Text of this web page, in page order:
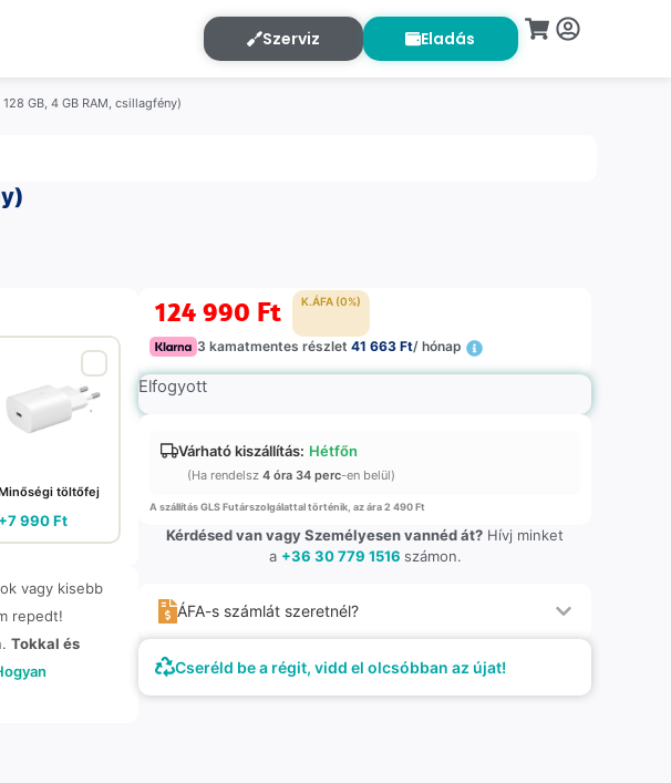
Szerviz Eladás
GB, 4 GB RAM, csillagfény)
töltőfej
+7 990Ft
vagy kisebb
repedt!
Tokkal és
124 990 Ft K.ÁFA (0%)
3 kamatmentes részlet41 663 Ft/ hónap
Elfogyott
Várható kiszállítás: Hétfőn
(Ha rendelsz4 óra 34 perc-en belül)
A szállítás GLS Futárszolgálattal történik, az ára 2 490 Ft
Kérdésed van vagy Személyesen vannéd át? Hívj minket
a +36 30 779 1516 számon.
ÁFA-s számlát szeretnél?
Cseréld be a régit, vidd el olcsóbban az újat!